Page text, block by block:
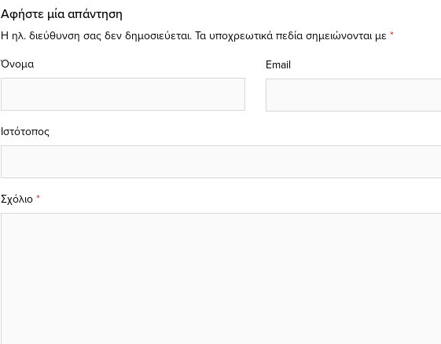
Αφήστε μία απάντηση
Η ηλ. διεύθυνση σας δεν δημοσιεύεται. Τα υποχρεωτικά πεδία σημειώνονται με *
Σχόλιο *
Όνομα Email
Ιστότοπος